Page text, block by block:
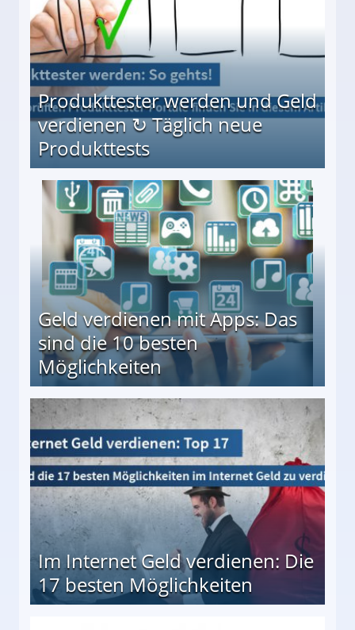
Produkttester werden und Geld
verdienen ↻ Täglich neue
Produkttests
↻ Täglich neue Produkttests
Geld verdienen mit Apps: Das
sind die 10 besten
Möglichkeiten
besten Möglichkeiten
Im Internet Geld verdienen: Die
17 besten Möglichkeiten